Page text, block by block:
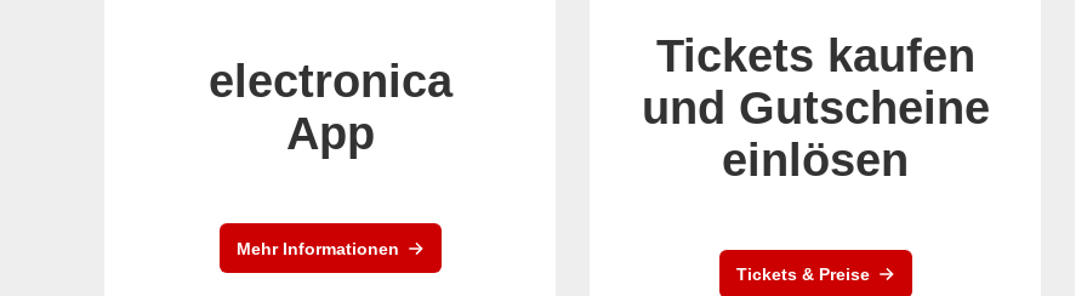
electronica
App
Mehr Informationen
Tickets kaufen
und Gutscheine
einlösen
Tickets & Preise